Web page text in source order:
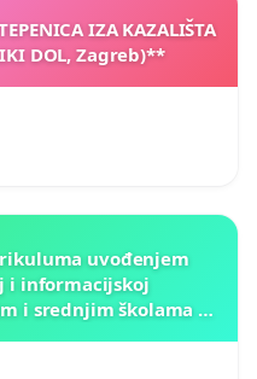
IZA KAZALIŠTA
DOL, Zagreb)**
uvođenjem
i informacijskoj
i srednjim školama u